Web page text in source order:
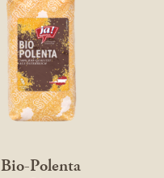
Bio-Polenta